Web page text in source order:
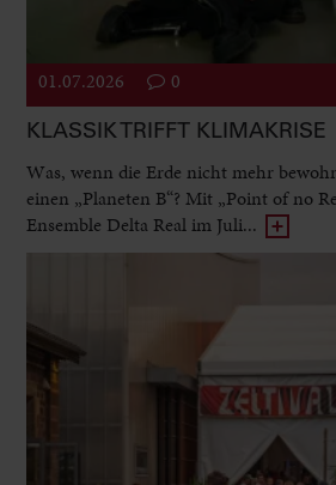
01.07.2026 0
KLASSIK TRIFFT KLIMAKRISE
Was, wenn die Erde nicht mehr
einen „Planeten B“? Mit „Point of no
Ensemble Delta Real im Juli...